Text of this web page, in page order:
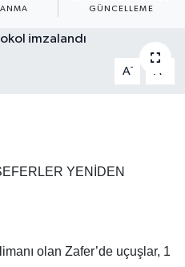
GÜNCELLEME
A- A
YENİDEN
olan Zafer’de uçuşlar, 1